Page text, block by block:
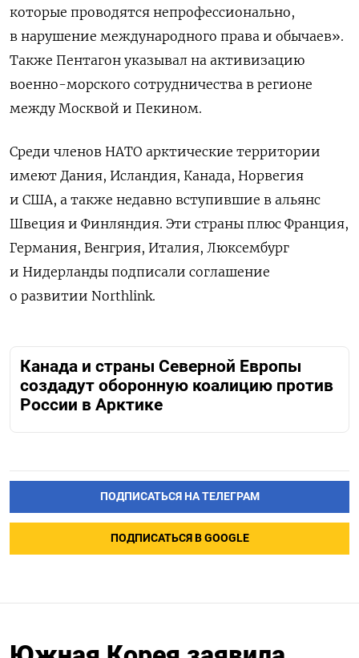
которые проводятся непрофессионально,
в нарушение международного права и обычаев».
Также Пентагон указывал на активизацию
военно-морского сотрудничества в регионе
между Москвой и Пекином.
Среди членов НАТО арктические территории
имеют Дания, Исландия, Канада, Норвегия
и США, а также недавно вступившие в альянс
Швеция и Финляндия. Эти страны плюс Франция,
Германия, Венгрия, Италия, Люксембург
и Нидерланды подписали соглашение
о развитии Northlink.
Канада и страны Северной Европы
создадут оборонную коалицию против
России в Арктике
ПОДПИСАТЬСЯ НА ТЕЛЕГРАМ
ПОДПИСАТЬСЯ В GOOGLE